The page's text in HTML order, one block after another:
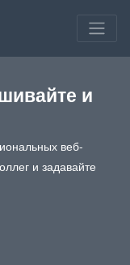
и
веб-
и задавайте